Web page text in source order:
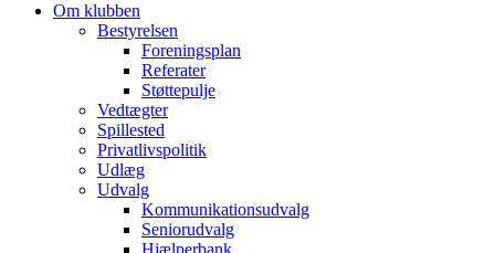
Om klubben
Bestyrelsen
Foreningsplan
Referater
Støttepulje
Vedtægter
Spillested
Privatlivspolitik
Udlæg
Udvalg
Kommunikationsudvalg
Seniorudvalg
Hjælperbank